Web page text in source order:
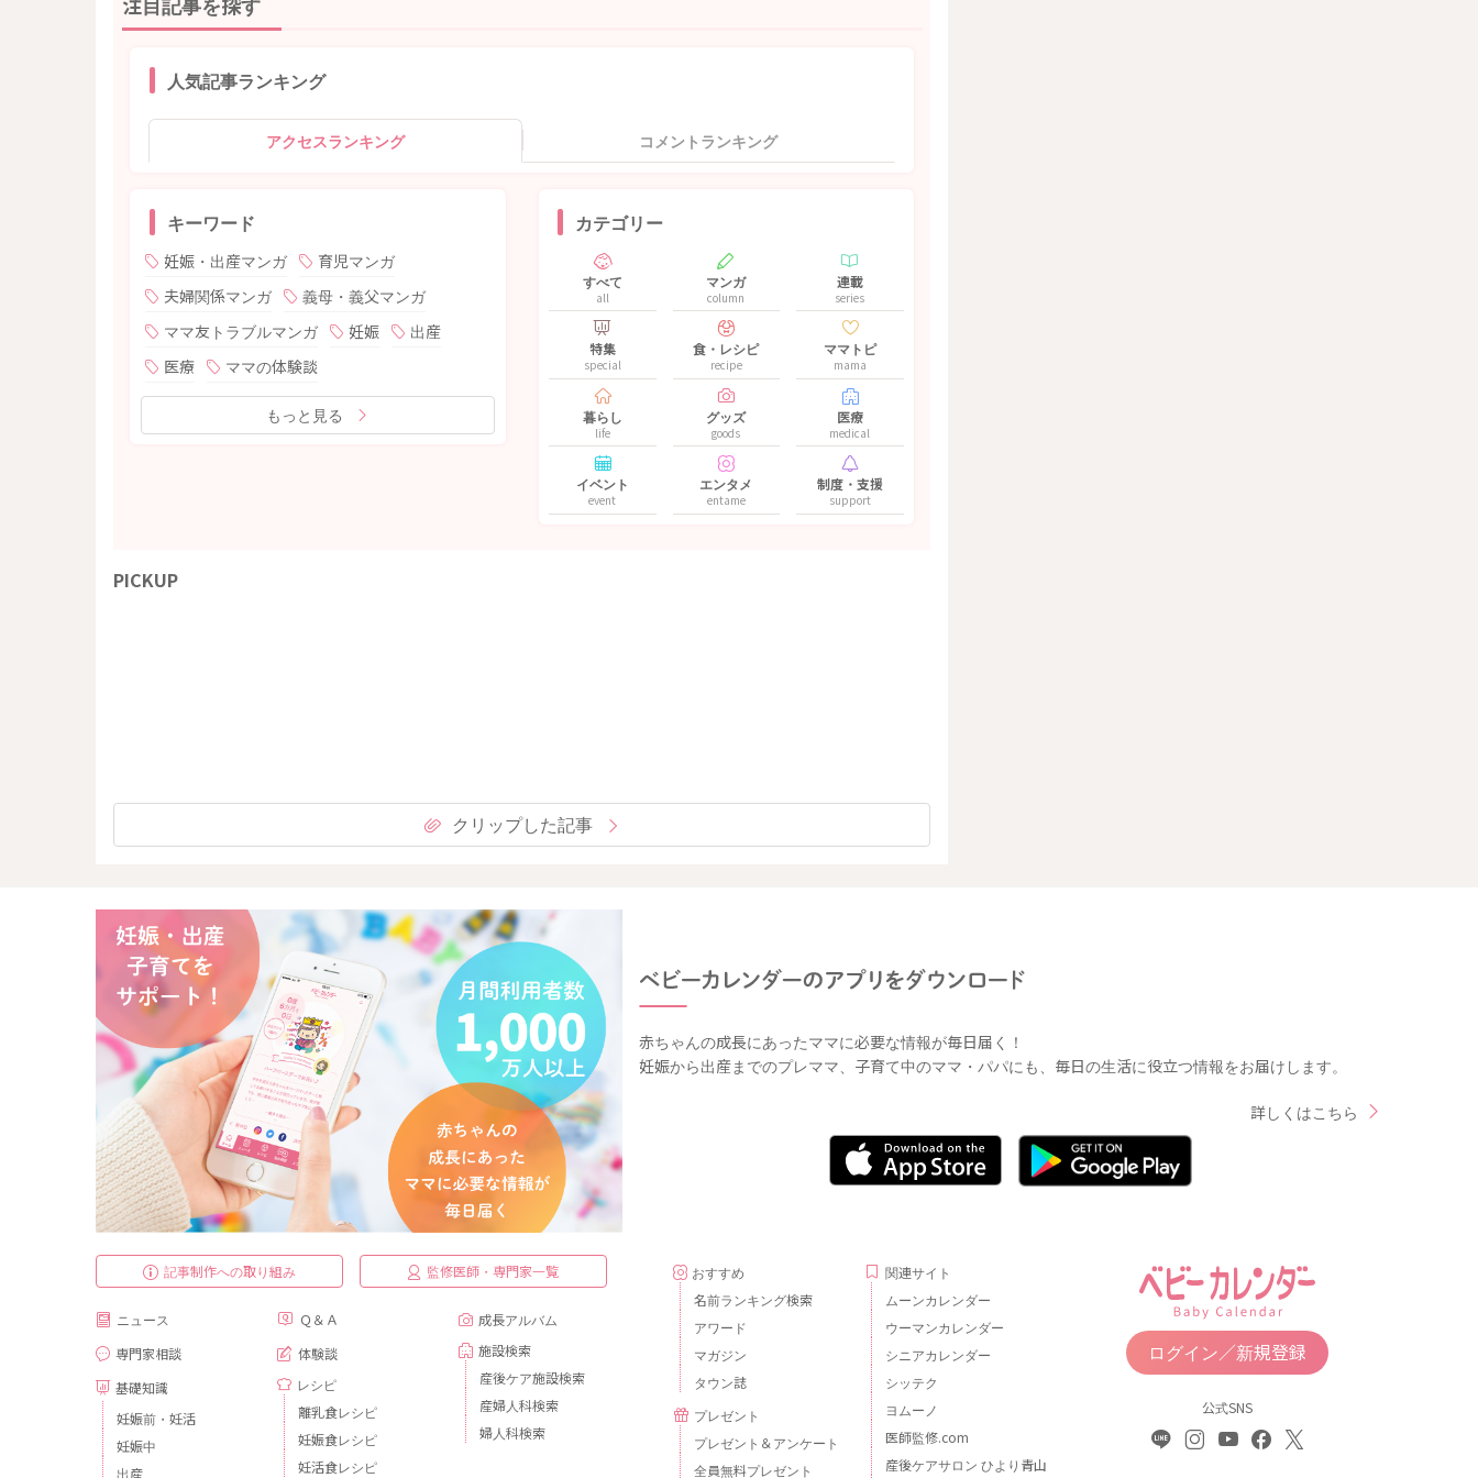
人気記事ランキング
アクセスランキング コメントランキング
キーワード
妊娠・出産マンガ
育児マンガ
夫婦関係マンガ
義母・義父マンガ
ママ友トラブルマンガ
妊娠
出産
医療
ママの体験談
もっと見る
カテゴリー
すべて
all
マンガ
column
連載
series
特集
special
食・レシピ
recipe
ママトピ
mama
暮らし
life
グッズ
goods
医療
medical
イベント
event
エンタメ
entame
制度・支援
support
PICKUP
クリップした記事
赤ちゃんの成長にあったママに必要な情報が毎日届く！
妊娠から出産までのプレママ、子育て中のママ・パパにも、毎日の生活に役立つ情報をお届けします。
詳しくはこちら
記事制作への取り組み 監修医師・専門家一覧
ニュース
専門家相談
基礎知識
妊娠前・妊活
妊娠中
出産
Ｑ＆Ａ
体験談
レシピ
離乳食レシピ
妊娠食レシピ
妊活食レシピ
成長アルバム
施設検索
産後ケア施設検索
産婦人科検索
婦人科検索
おすすめ
名前ランキング検索
アワード
マガジン
タウン誌
プレゼント
プレゼント＆アンケート
全員無料プレゼント
関連サイト
ムーンカレンダー
ウーマンカレンダー
シニアカレンダー
シッテク
ヨムーノ
医師監修.com
産後ケアサロン ひより青山
ログイン／新規登録
公式SNS